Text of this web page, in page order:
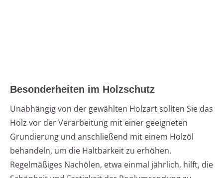
Besonderheiten im Holzschutz
Unabhängig von der gewählten Holzart sollten Sie das
Holz vor der Verarbeitung mit einer geeigneten
Grundierung und anschließend mit einem Holzöl
behandeln, um die Haltbarkeit zu erhöhen.
Regelmäßiges Nachölen, etwa einmal jährlich, hilft, die